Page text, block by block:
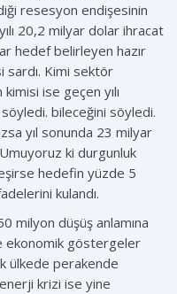
resesyon endişesinin
20,2 milyar dolar ihracat
hedef belirleyen hazır
Kimi sektör
ise geçen yılı
söyledi. bileceğini söyledi.
yıl sonunda 23 milyar
ki durgunluk
hedefin yüzde 5
kulandı.
milyon düşüş anlamına
ekonomik göstergeler
ülkede perakende
krizi ise yine